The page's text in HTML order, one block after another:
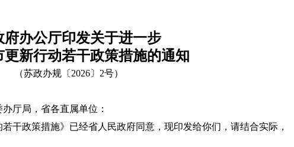
府办公厅印发关于进一步
更新行动若干政策措施的通知
（苏政办规〔2026〕2号）
厅局，省各直属单位：
若干政策措施》已经省人民政府同意，现印发给你们，请结合实际，